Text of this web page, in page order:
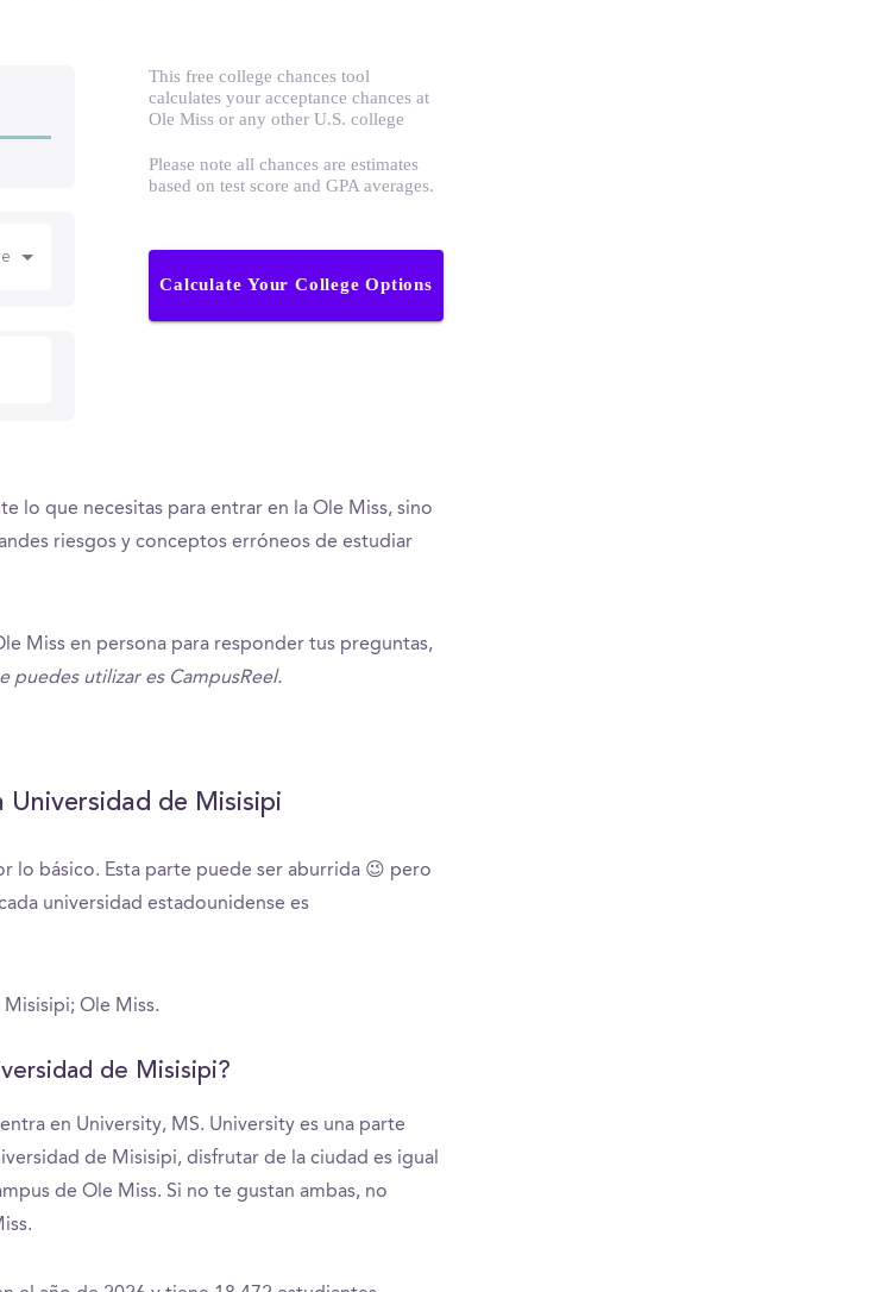
This free college chances tool
calculates your acceptance chances at
Ole Miss or any other U.S. college
Please note all chances are estimates
based on test score and GPA averages.
Calculate Your College Options
lo que necesitas para entrar en la Ole Miss, sino
riesgos y conceptos erróneos de estudiar
Miss en persona para responder tus preguntas,
puedes utilizar es CampusReel.
Universidad de Misisipi
lo básico. Esta parte puede ser aburrida 😉 pero
universidad estadounidense es
Ole Miss.
de Misisipi?
en University, MS. University es una parte
de Misisipi, disfrutar de la ciudad es igual
de Ole Miss. Si no te gustan ambas, no